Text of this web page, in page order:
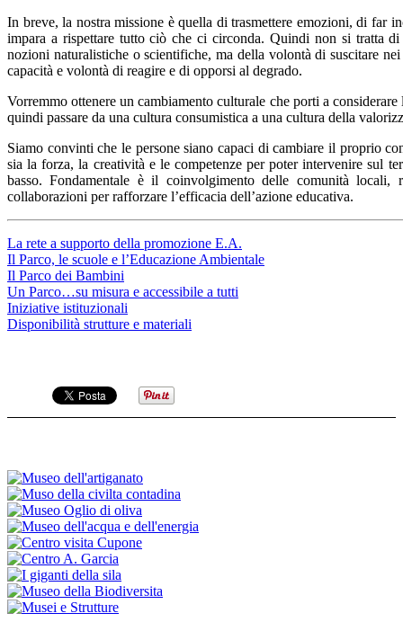
In breve, la nostra missione è quella di trasmettere emozioni, di far
impara a rispettare tutto ciò che ci circonda. Quindi non si tratta
nozioni naturalistiche o scientifiche, ma della volontà di suscitare
capacità e volontà di reagire e di opporsi al degrado.
Vorremmo ottenere un cambiamento culturale che porti a
quindi passare da una cultura consumistica a una cultura della
Siamo convinti che le persone siano capaci di cambiare il proprio
sia la forza, la creatività e le competenze per poter intervenire sul
basso. Fondamentale è il coinvolgimento delle comunità
collaborazioni per rafforzare l’efficacia dell’azione educativa.
La rete a supporto della promozione E.A.
Il Parco, le scuole e l’Educazione Ambientale
Il Parco dei Bambini
Un Parco…su misura e accessibile a tutti
Iniziative istituzionali
Disponibilità strutture e materiali